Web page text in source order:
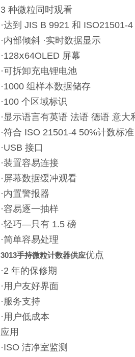
3 种微粒同时观看
·达到 JIS B 9921 和 ISO21501-
·内部倾斜 ·实时数据显示
·128ⅹ64OLED 屏幕
·可拆卸充电锂电池
·1000 组样本数据储存
·100 个区域标识
·显示语言有英语 法语 德语 意大
·符合 ISO 21501-4 50%计数标准
·USB 接口
·装置容易连接
·屏幕数据缓冲观看
·内置警报器
·容易逐一抽样
·轻巧—只有 1.5 磅
·简单容易处理
3013手持微粒计数器供应优点
·2 年的保修期
·用户友好界面
·服务支持
·用户低成本
应用
·ISO 洁净室监测